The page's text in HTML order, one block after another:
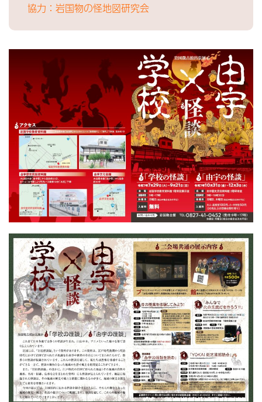
協力：​岩国物の怪地図研究会​​